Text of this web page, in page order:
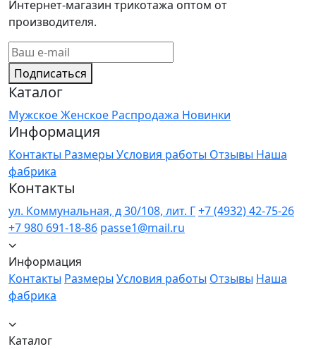
Интернет-магазин трикотажа оптом от
производителя.
Подписаться
Каталог
МужскоеЖенское Распродажа Новинки
Информация
Контакты Размеры Условия работы Отзывы Наша
фабрика
Контакты
ул. Коммунальная, д 30/108, лит. Г+7 (4932) 42-75-26
+7 980 691-18-86 passe1@mail.ru
Информация
Контакты Размеры Условия работы Отзывы Наша
фабрика
Каталог